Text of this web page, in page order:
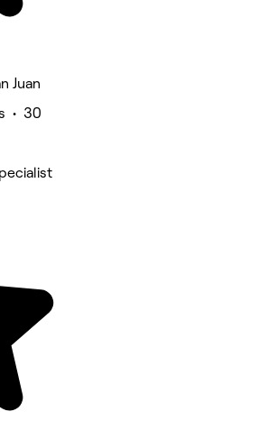
Juan
• 30